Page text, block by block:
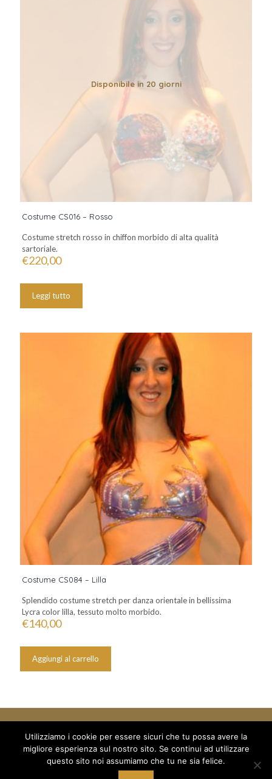
Disponibile in 20 giorni
Costume CS016 – Rosso
Costume stretch rosso in chiffon morbido di alta qualità
sartoriale.
€220,00
Leggi tutto
Costume CS084 – Lilla
Splendido costume stretch per danza orientale in bellissima
Lycra color lilla, tessuto molto morbido.
€140,00
Aggiungi al carrello
© 2018 Mille e un Sogno di Boboc Ramona Oana - via Arduino 5
/a - C/O Palestra Alexandria
Utilizziamo i cookie per essere sicuri che tu possa avere la
migliore esperienza sul nostro sito. Se continui ad utilizzare
questo sito noi assumiamo che tu ne sia felice.